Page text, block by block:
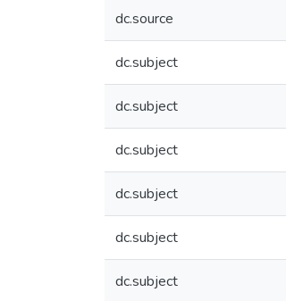
dc.source
dc.subject
dc.subject
dc.subject
dc.subject
dc.subject
dc.subject